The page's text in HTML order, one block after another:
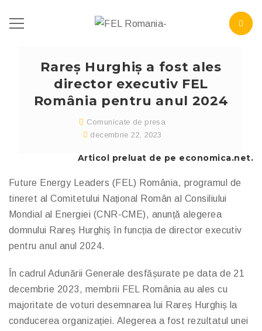
Rareș Hurghiș a fost ales
director executiv FEL
România pentru anul 2024
Comunicate de presa
decembrie 22, 2023
Articol preluat de pe economica.net.
Future Energy Leaders (FEL) România, programul de
tineret al Comitetului Național Român al Consiliului
Mondial al Energiei (CNR-CME), anunță alegerea
domnului Rareș Hurghiș în funcția de director executiv
pentru anul anul 2024.
În cadrul Adunării Generale desfășurate pe data de 21
decembrie 2023, membrii FEL România au ales cu
majoritate de voturi desemnarea lui Rareș Hurghiș la
conducerea organizației. Alegerea a fost rezultatul unei